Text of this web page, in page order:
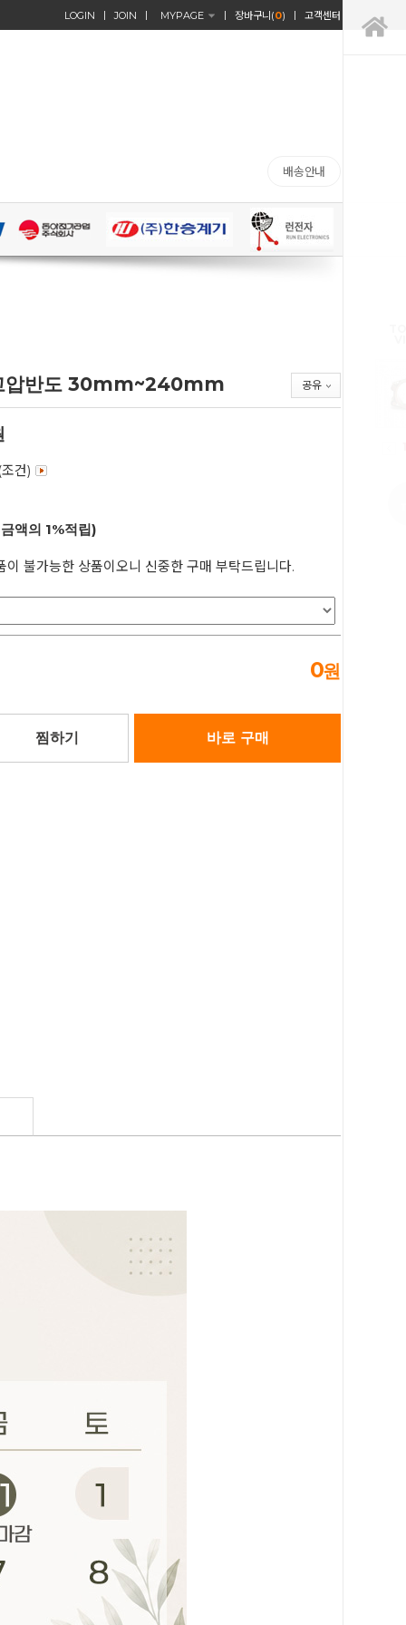
LOGIN JOIN MYPAGE 장바구니(0) 고객센터
배송안내
압반도 30mm~240mm 공유
건)
액의 1%적립)
이 불가능한 상품이오니 신중한 구매 부탁드립니다.
0원
찜하기 바로 구매